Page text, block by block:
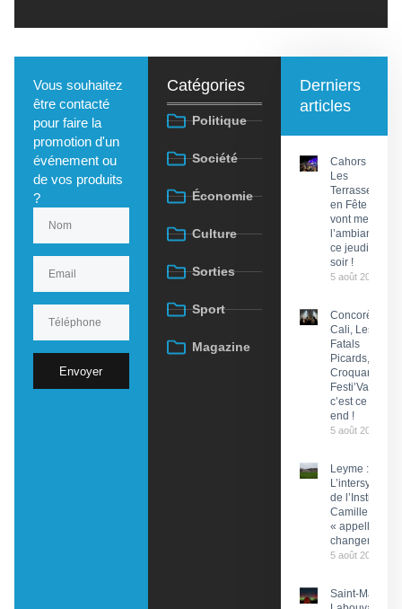
Vous souhaitez
être contacté
pour faire la
promotion d'un
événement ou
de vos produits
?
Envoyer
Catégories
Politique
Société
Économie
Culture
Sorties
Sport
Magazine
Derniers
articles
Cahors :
Les
Terrasses
en Fête
vont mettre
l’ambiance
ce jeudi
soir !
5 août 2026
Concorès :
Cali, Les
Fatals
Picards, Les
Croquants…
Festi’ValCéou,
c’est ce week-
end !
5 août 2026
Leyme :
de l’Institut
Camille Miret
« appelle à du
changement »
5 août 2026
Saint-Martin-